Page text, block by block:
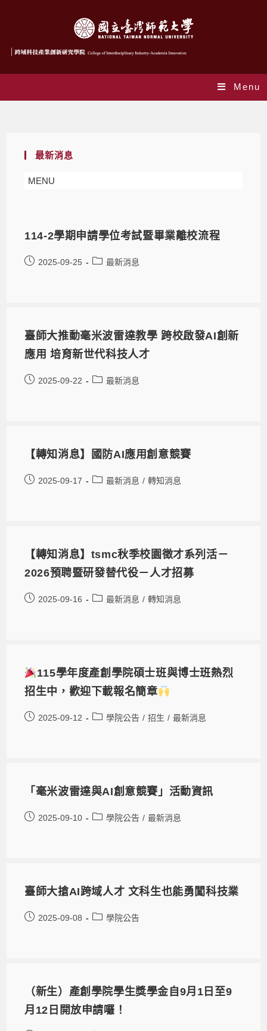
Menu
最新消息
MENU
114-2學期申請學位考試暨畢業離校流程
2025-09-25 最新消息
臺師大推動毫米波雷達教學 跨校啟發AI創新
應用 培育新世代科技人才
2025-09-22 最新消息
【轉知消息】國防AI應用創意競賽
2025-09-17 最新消息 / 轉知消息
【轉知消息】tsmc秋季校園徵才系列活－
2026預聘暨研發替代役－人才招募
2025-09-16 最新消息 / 轉知消息
115學年度產創學院碩士班與博士班熱烈
招生中，歡迎下載報名簡章
2025-09-12 學院公告 / 招生 / 最新消息
「毫米波雷達與AI創意競賽」活動資訊
2025-09-10 學院公告 / 最新消息
臺師大搶AI跨域人才 文科生也能勇闖科技業
2025-09-08 學院公告
（新生）產創學院學生獎學金自9月1日至9
月12日開放申請囉！